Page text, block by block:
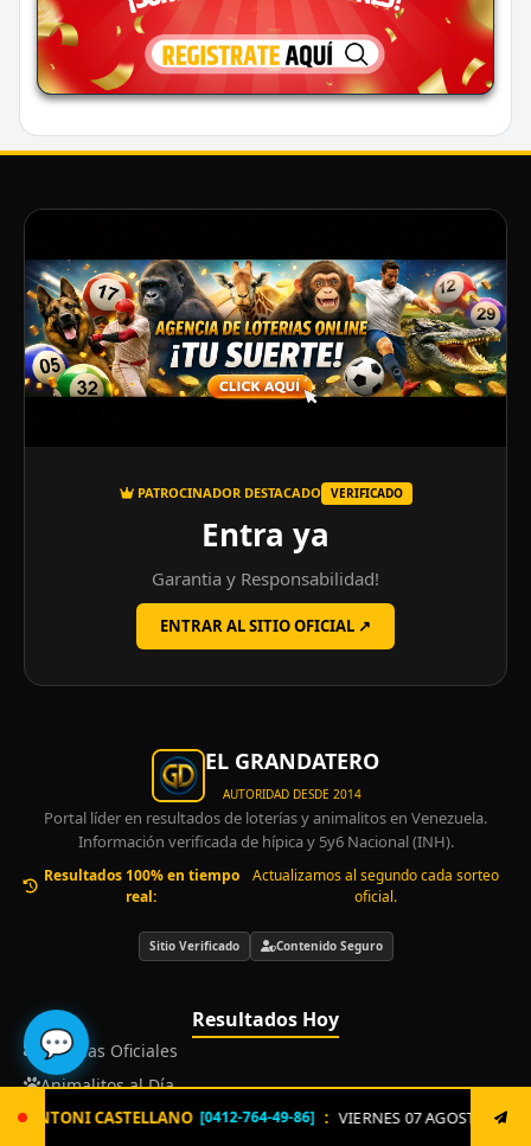
764-49-86] : VIERNES 07 AGOSTO. Envía ya: LOTERIA al 8621 un
PATROCINADOR DESTACADO VERIFICADO
Entra ya
Garantia y Responsabilidad!
ENTRAR AL SITIO OFICIAL ↗
EL GRANDATERO
AUTORIDAD DESDE 2014
Portal líder en resultados de loterías y animalitos en Venezuela.
Información verificada de hípica y 5y6 Nacional (INH).
Resultados 100% en tiempo
real:
Actualizamos al segundo cada sorteo
oficial.
Sitio Verificado Contenido Seguro
Resultados Hoy
Loterías Oficiales
Animalitos al Día
Hipismo y 5y6
💬